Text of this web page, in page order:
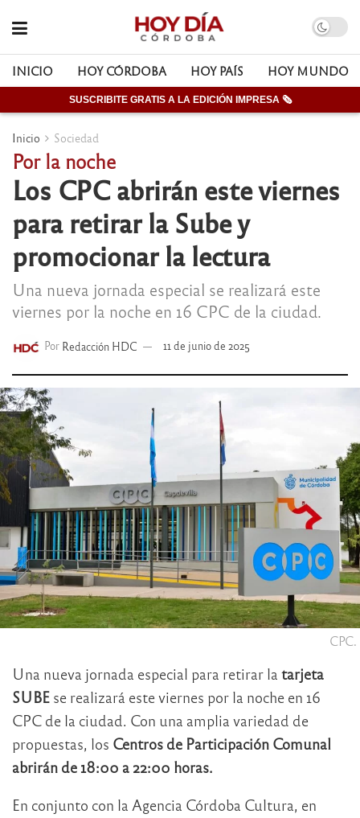
INICIO HOY CÓRDOBA HOY PAÍS HOY MUNDO
SUSCRIBITE GRATIS A LA EDICIÓN IMPRESA 🗞
Inicio Sociedad
Por la noche
Los CPC abrirán este viernes
para retirar la Sube y
promocionar la lectura
Una nueva jornada especial se realizará este
viernes por la noche en 16 CPC de la ciudad.
Por Redacción HDC 11 de junio de 2025
CPC.
Una nueva jornada especial para retirar la tarjeta
SUBE se realizará este viernes por la noche en 16
CPC de la ciudad. Con una amplia variedad de
propuestas, los Centros de Participación Comunal
abrirán de 18:00 a 22:00 horas.
En conjunto con la Agencia Córdoba Cultura, en